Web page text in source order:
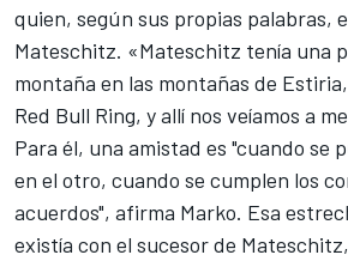
quien, según sus propias palabras,
Mateschitz. «Mateschitz tenía una
montaña en las montañas de
Red Bull Ring, y allí nos veíamos a
Para él, una amistad es "cuando se
en el otro, cuando se cumplen los
acuerdos", afirma Marko. Esa
existía con el sucesor de